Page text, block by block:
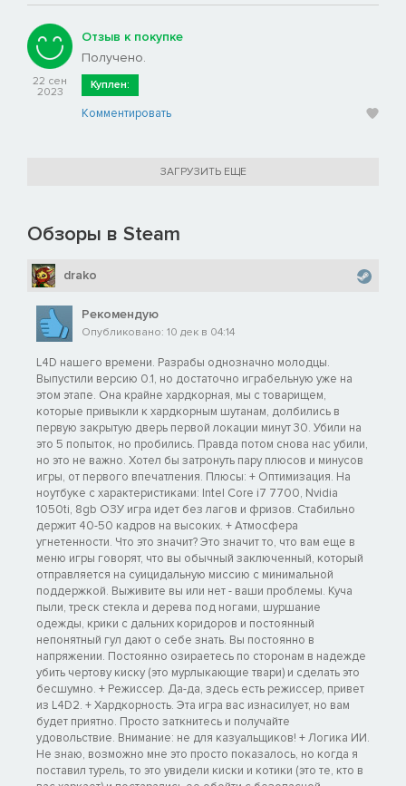
22 сен
2023
Отзыв к покупке
Получено.
Куплен:
Комментировать
ЗАГРУЗИТЬ ЕЩЕ
Обзоры в Steam
drako
Рекомендую
Опубликовано: 10 дек в 04:14
L4D нашего времени. Разрабы однозначно молодцы.
Выпустили версию 0.1, но достаточно играбельную уже на
этом этапе. Она крайне хардкорная, мы с товарищем,
которые привыкли к хардкорным шутанам, долбились в
первую закрытую дверь первой локации минут 30. Убили на
это 5 попыток, но пробились. Правда потом снова нас убили,
но это не важно. Хотел бы затронуть пару плюсов и минусов
игры, от первого впечатления. Плюсы: + Оптимизация. На
ноутбуке с характеристиками: Intel Core i7 7700, Nvidia
1050ti, 8gb ОЗУ игра идет без лагов и фризов. Стабильно
держит 40-50 кадров на высоких. + Атмосфера
угнетенности. Что это значит? Это значит то, что вам еще в
меню игры говорят, что вы обычный заключенный, который
отправляется на суицидальную миссию с минимальной
поддержкой. Выживите вы или нет - ваши проблемы. Куча
пыли, треск стекла и дерева под ногами, шуршание
одежды, крики с дальних коридоров и постоянный
непонятный гул дают о себе знать. Вы постоянно в
напряжении. Постоянно озираетесь по сторонам в надежде
убить чертову киску (это мурлыкающие твари) и сделать это
бесшумно. + Режиссер. Да-да, здесь есть режиссер, привет
из L4D2. + Хардкорность. Эта игра вас изнасилует, но вам
будет приятно. Просто заткнитесь и получайте
удовольствие. Внимание: не для казуальщиков! + Логика ИИ.
Не знаю, возможно мне это просто показалось, но когда я
поставил турель, то это увидели киски и котики (это те, кто в